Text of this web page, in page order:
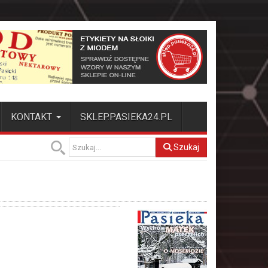
KONTAKT SKLEP.PASIEKA24.PL
Szukaj